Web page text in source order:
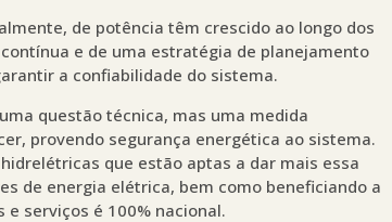
de potência têm crescido ao longo dos
e de uma estratégia de planejamento
a confiabilidade do sistema.
questão técnica, mas uma medida
provendo segurança energética ao sistema.
que estão aptas a dar mais essa
de energia elétrica, bem como beneficiando a
serviços é 100% nacional.